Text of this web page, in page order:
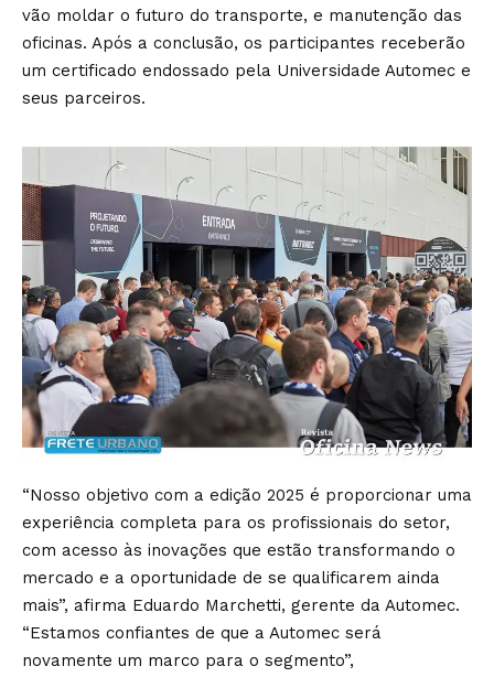
vão moldar o futuro do transporte, e manutenção das
oficinas. Após a conclusão, os participantes receberão
um certificado endossado pela Universidade Automec e
seus parceiros.
“Nosso objetivo com a edição 2025 é proporcionar uma
experiência completa para os profissionais do setor,
com acesso às inovações que estão transformando o
mercado e a oportunidade de se qualificarem ainda
mais”, afirma Eduardo Marchetti, gerente da Automec.
“Estamos confiantes de que a Automec será
novamente um marco para o segmento”,